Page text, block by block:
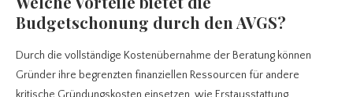
Budgetschonung durch den AVGS?
Durch die vollständige Kostenübernahme der Beratung können
Gründer ihre begrenzten finanziellen Ressourcen für andere